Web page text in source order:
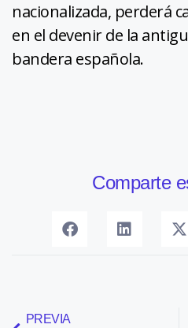
nacionalizada, perderá
en el devenir de la
bandera española.
Comparte
PREVIA